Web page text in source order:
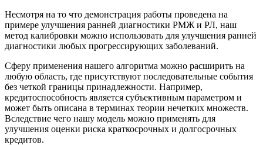
Несмотря на то что демонстрация работы проведена на
примере улучшения ранней диагностики РМЖ и РЛ, наш
метод калибровки можно использовать для улучшения ранней
диагностики любых прогрессирующих заболеваний.
Сферу применения нашего алгоритма можно расширить на
любую область, где присутствуют последовательные события
без четкой границы принадлежности. Например,
кредитоспособность является субъективным параметром и
может быть описана в терминах теории нечетких множеств.
Вследствие чего нашу модель можно применять для
улучшения оценки риска краткосрочных и долгосрочных
кредитов.